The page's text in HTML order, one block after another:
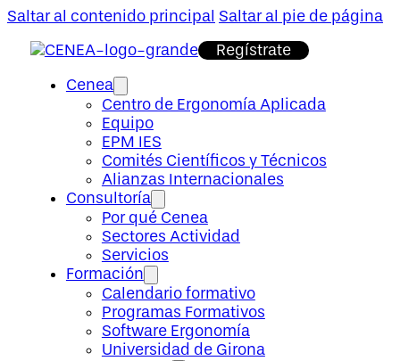
Saltar al contenido principal Saltar al pie de página
Regístrate
Cenea
Centro de Ergonomía Aplicada
Equipo
EPM IES
Comités Científicos y Técnicos
Alianzas Internacionales
Consultoría
Por qué Cenea
Sectores Actividad
Servicios
Formación
Calendario formativo
Programas Formativos
Software Ergonomía
Universidad de Girona